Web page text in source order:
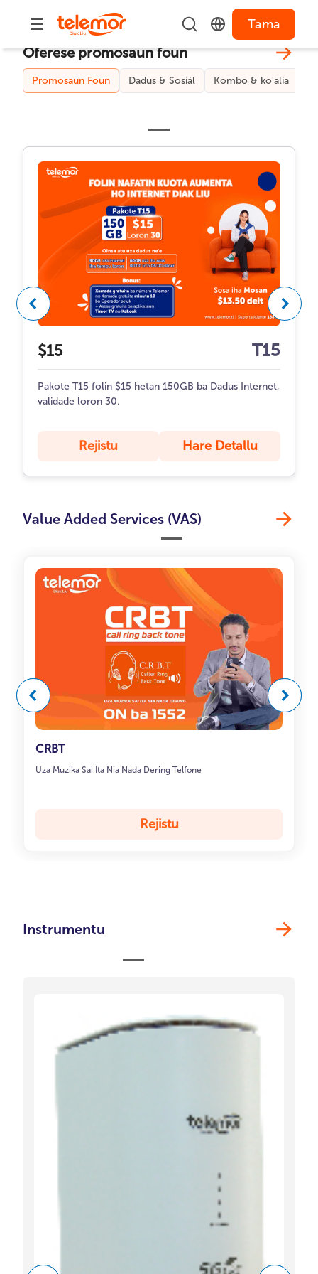
Tama
Oferese promosaun foun
Promosaun Foun Dadus & Sosiál Kombo & ko'alia
$15 T15
Pakote T15 folin $15 hetan 150GB ba Dadus Internet,
validade loron 30.
Rejistu Hare Detallu
Previous Next
Value Added Services (VAS)
CRBT
Uza Muzika Sai Ita Nia Nada Dering Telfone
Rejistu
Anteriór Tuir
Anteriór Tuir
Instrumentu